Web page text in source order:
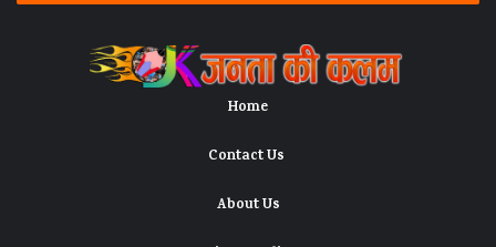
Home
Contact Us
About Us